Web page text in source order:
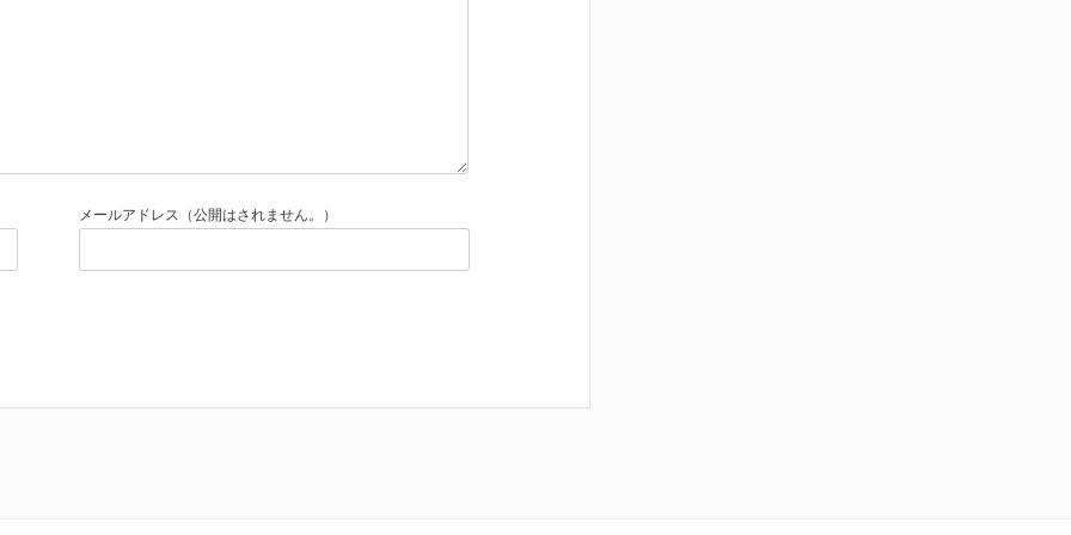
メールアドレス（公開はされません。）